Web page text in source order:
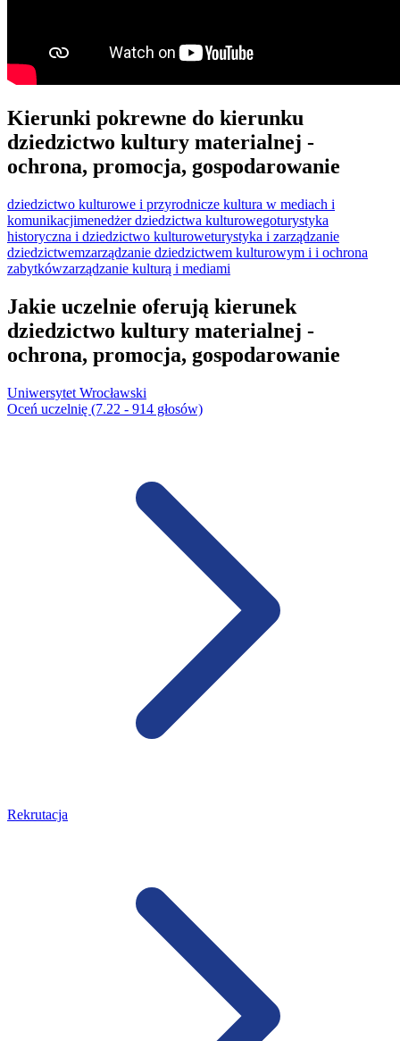
Kierunki pokrewne do kierunku
dziedzictwo kultury materialnej -
ochrona, promocja, gospodarowanie
dziedzictwo kulturowe i przyrodnicze kultura w mediach i
komunikacjimenedżer dziedzictwa kulturowegoturystyka
historyczna i dziedzictwo kulturoweturystyka i zarządzanie
dziedzictwemzarządzanie dziedzictwem kulturowym i i ochrona
zabytkówzarządzanie kulturą i mediami
Jakie uczelnie oferują kierunek
dziedzictwo kultury materialnej -
ochrona, promocja, gospodarowanie
Uniwersytet Wrocławski
Oceń uczelnię (7.22 - 914 głosów)
Rekrutacja